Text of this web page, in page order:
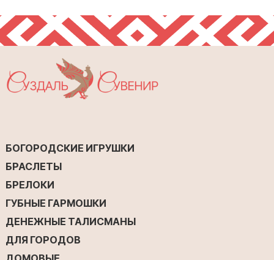
БОГОРОДСКИЕ ИГРУШКИ
БРАСЛЕТЫ
БРЕЛОКИ
ГУБНЫЕ ГАРМОШКИ
ДЕНЕЖНЫЕ ТАЛИСМАНЫ
ДЛЯ ГОРОДОВ